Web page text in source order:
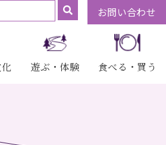
遊ぶ・体験 食べる・買う
お問い合わせ